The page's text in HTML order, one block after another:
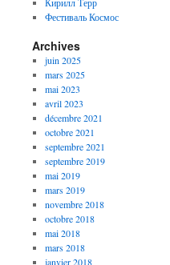
Фестиваль Космос
Archives
juin 2025
mars 2025
mai 2023
avril 2023
décembre 2021
octobre 2021
septembre 2021
septembre 2019
mai 2019
mars 2019
novembre 2018
octobre 2018
mai 2018
mars 2018
janvier 2018